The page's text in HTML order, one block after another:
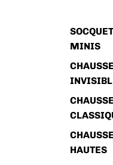
MINIS
HAUTES